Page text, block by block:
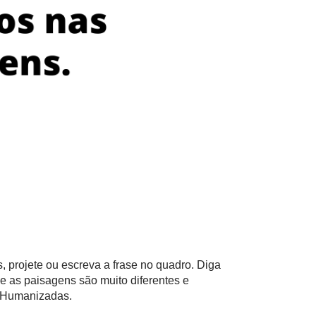
projete ou escreva a frase no quadro. Diga
as paisagens são muito diferentes e